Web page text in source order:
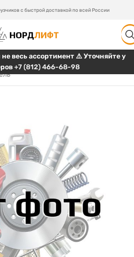
с быстрой доставкой по всей России
весь ассортимент ⚠️ Уточняйте у
+7 (812) 466-68-98